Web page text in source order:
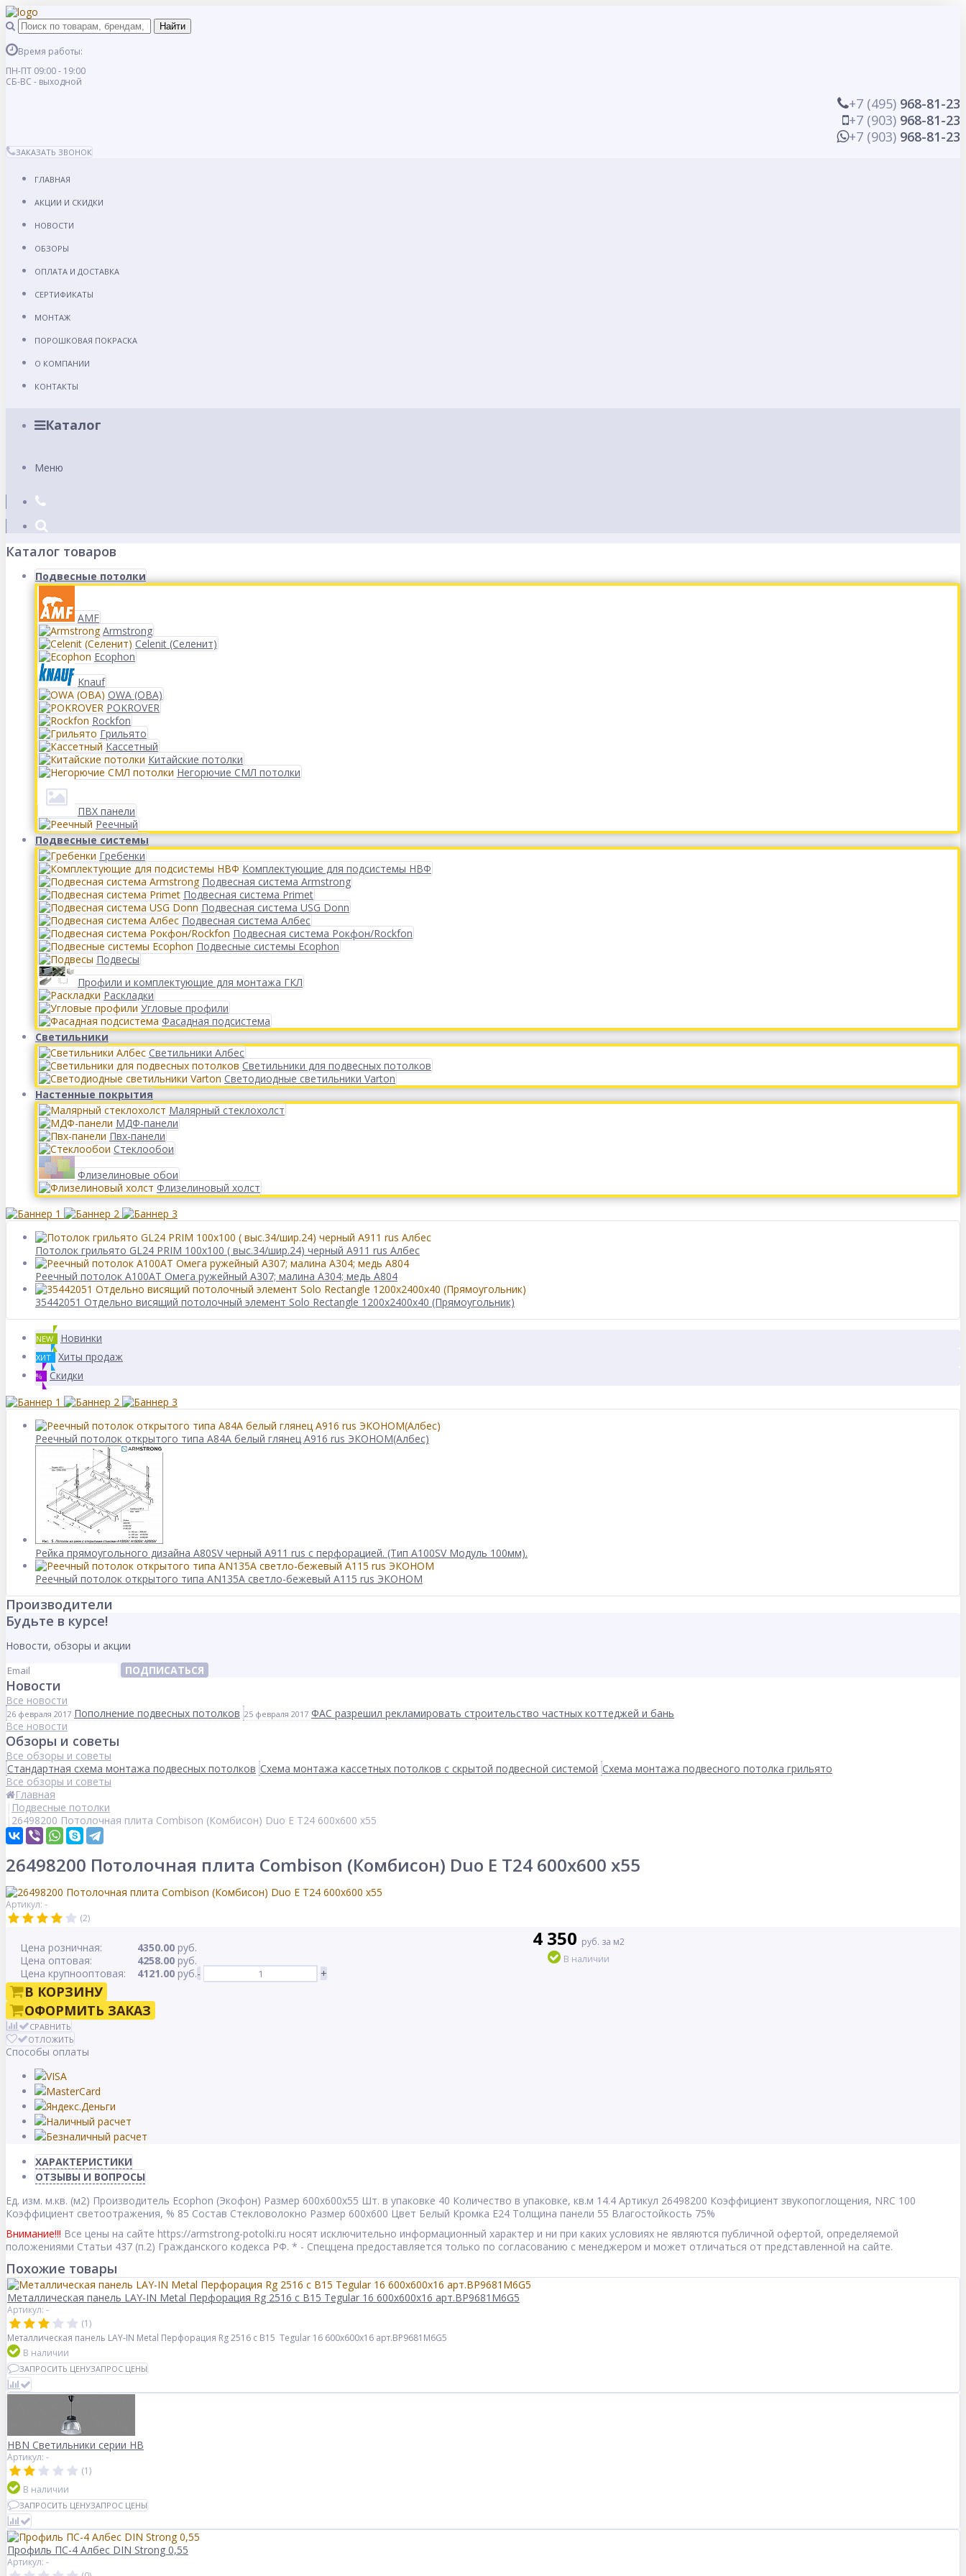
Время работы:
ПН-ПТ 09:00 - 19:00
СБ-ВС - выходной
+7 (495) 968-81-23
+7 (903) 968-81-23
+7 (903) 968-81-23
ЗАКАЗАТЬ ЗВОНОК
ГЛАВНАЯ
АКЦИИ И СКИДКИ
НОВОСТИ
ОБЗОРЫ
ОПЛАТА И ДОСТАВКА
СЕРТИФИКАТЫ
МОНТАЖ
ПОРОШКОВАЯ ПОКРАСКА
О КОМПАНИИ
КОНТАКТЫ
Каталог
Меню
Каталог товаров
Подвесные потолки
AMF
Armstrong
Celenit (Селенит)
Ecophon
Knauf
OWA (ОВА)
POKROVER
Rockfon
Грильято
Кассетный
Китайские потолки
Негорючие СМЛ потолки
ПВХ панели
Реечный
Подвесные системы
Гребенки
Комплектующие для подсистемы НВФ
Подвесная система Armstrong
Подвесная система Primet
Подвесная система USG Donn
Подвесная система Албес
Подвесная система Рокфон/Rockfon
Подвесные системы Ecophon
Подвесы
Профили и комплектующие для монтажа ГКЛ
Раскладки
Угловые профили
Фасадная подсистема
Светильники
Светильники Албес
Светильники для подвесных потолков
Светодиодные светильники Varton
Настенные покрытия
Малярный стеклохолст
МДФ-панели
Пвх-панели
Стеклообои
Флизелиновые обои
Флизелиновый холст
Потолок грильято GL24 PRIM 100х100 ( выс.34/шир.24) черный А911 rus Албес
Реечный потолок A100AT Омега ружейный А307; малина А304; медь А804
35442051 Отдельно висящий потолочный элемент Solo Rectangle 1200x2400x40 (Прямоугольник)
NEW Новинки
ХИТ Хиты продаж
% Скидки
Реечный потолок открытого типа A84A белый глянец A916 rus ЭКОНОМ(Албес)
Рейка прямоугольного дизайна A80SV черный А911 rus с перфорацией. (Тип A100SV Модуль 100мм).
Реечный потолок открытого типа AN135A светло-бежевый А115 rus ЭКОНОМ
Производители
Будьте в курсе!
Новости, обзоры и акции
ПОДПИСАТЬСЯ
Новости
Все новости
26 февраля 2017 Пополнение подвесных потолков 25 февраля 2017 ФАС разрешил рекламировать строительство частных коттеджей и бань
Все новости
Обзоры и советы
Все обзоры и советы
Стандартная схема монтажа подвесных потолков Схема монтажа кассетных потолков с скрытой подвесной системой Схема монтажа подвесного потолка грильято
Все обзоры и советы
Главная
Подвесные потолки
26498200 Потолочная плита Combison (Комбисон) Duo E T24 600x600 x55
26498200 Потолочная плита Combison (Комбисон) Duo E T24 600x600 x55
Артикул: -
(2)
Цена розничная: 4350.00 руб.
Цена оптовая:
4258.00 руб.
Цена крупнооптовая:
4121.00 руб.
4 350 руб. за м2
В наличии
- +
В КОРЗИНУ
ОФОРМИТЬ ЗАКАЗ
СРАВНИТЬ
ОТЛОЖИТЬ
Способы оплаты
ХАРАКТЕРИСТИКИ
ОТЗЫВЫ И ВОПРОСЫ
Ед. изм. м.кв. (м2) Производитель Ecophon (Экофон) Размер 600х600x55 Шт. в упаковке 40 Количество в упаковке, кв.м 14.4 Артикул 26498200 Коэффициент звукопоглощения, NRC 100
Коэффициент светоотражения, % 85 Состав Стекловолокно Размер 600x600 Цвет Белый Кромка E24 Толщина панели 55 Влагостойкость 75%
Внимание!!! Все цены на сайте https://armstrong-potolki.ru носят исключительно информационный характер и ни при каких условиях не являются публичной офертой, определяемой
положениями Статьи 437 (п.2) Гражданского кодекса РФ. * - Спеццена предоставляется только по согласованию с менеджером и может отличаться от представленной на сайте.
Похожие товары
Металлическая панель LAY-IN Metal Перфорация Rg 2516 с В15 Tegular 16 600x600x16 арт.BP9681M6G5
Артикул: -
(1)
Металлическая панель LAY-IN Metal Перфорация Rg 2516 с В15 Tegular 16 600x600x16 арт.BP9681M6G5
В наличии
ЗАПРОСИТЬ ЦЕНУЗАПРОС ЦЕНЫ
HBN Светильники серии HB
Артикул: -
(1)
В наличии
ЗАПРОСИТЬ ЦЕНУЗАПРОС ЦЕНЫ
Профиль ПС-4 Албес DIN Strong 0,55
Артикул: -